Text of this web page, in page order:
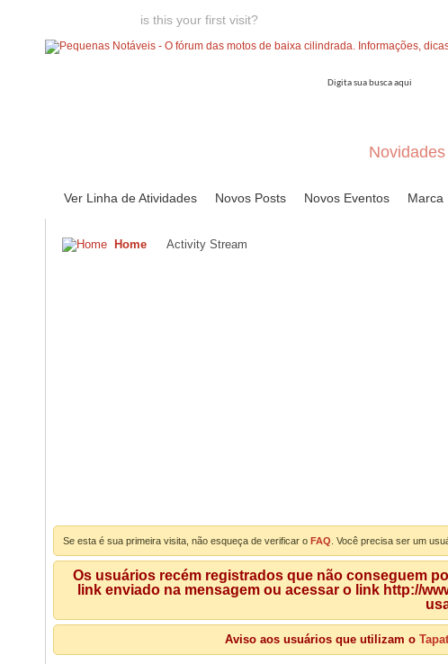
is this your first visit?
Novidades
Ver Linha de Atividades Novos Posts Novos Eventos Marca
Home Activity Stream
Se esta é sua primeira visita, não esqueça de verificar o FAQ . Você precisa ser um
Os usuários recém registrados que não conseguem
link enviado na mensagem ou acessar o link http://
Aviso aos usuários que utilizam o